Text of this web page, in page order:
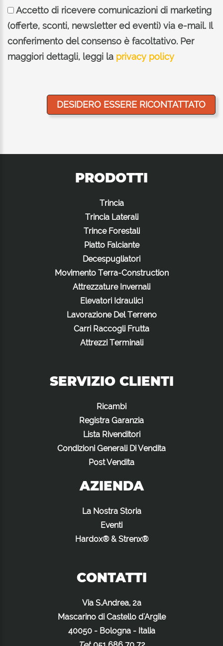
Accetto di ricevere comunicazioni di marketing
(offerte, sconti, newsletter ed eventi) via e-mail. Il
conferimento del consenso è facoltativo. Per
maggiori dettagli, leggi la privacy policy
PRODOTTI
Trincia
Trincia Laterali
Trince Forestali
Piatto Falciante
Decespugliatori
Movimento Terra-Construction
Attrezzature Invernali
Elevatori Idraulici
Lavorazione Del Terreno
Carri Raccogli Frutta
Attrezzi Terminali
SERVIZIO CLIENTI
Ricambi
Registra Garanzia
Lista Rivenditori
Condizioni Generali Di Vendita
Post Vendita
AZIENDA
La Nostra Storia
Eventi
Hardox® & Strenx®
CONTATTI
Via S.Andrea, 2a
Mascarino di Castello d'Argile
40050 - Bologna - Italia